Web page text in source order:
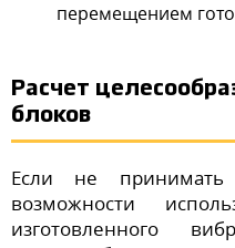
перемещением
Расчет
блоков
Если не
возможности
изготовленного